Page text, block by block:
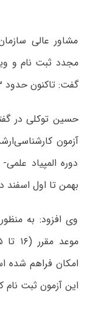
مشاور عالی
گفت: تاکنون حدود ۲۳ هزار نفر در این آزمون ثبت نام کرده اند.
حسین توکلی در
بهمن تا اول اسفند
وی افزود: به
این آزمون ثبت نام